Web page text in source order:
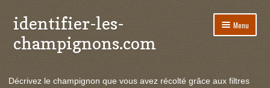
Aller
à
la
Aller
au
contenu
identifier-les-
champignons.com
Menu
le
Décrivez le champignon que vous avez récolté grâce aux filtres